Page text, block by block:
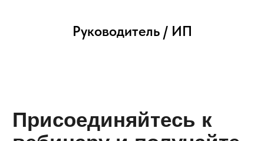
Руководитель / ИП
Участвовать в вебинаре